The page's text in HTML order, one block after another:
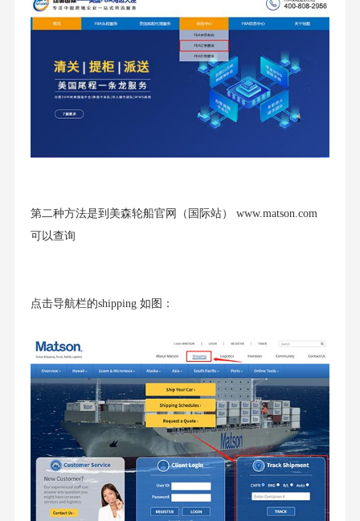
第二种方法是到美森轮船官网（国际站） www.matson.com
可以查询
点击导航栏的shipping 如图：